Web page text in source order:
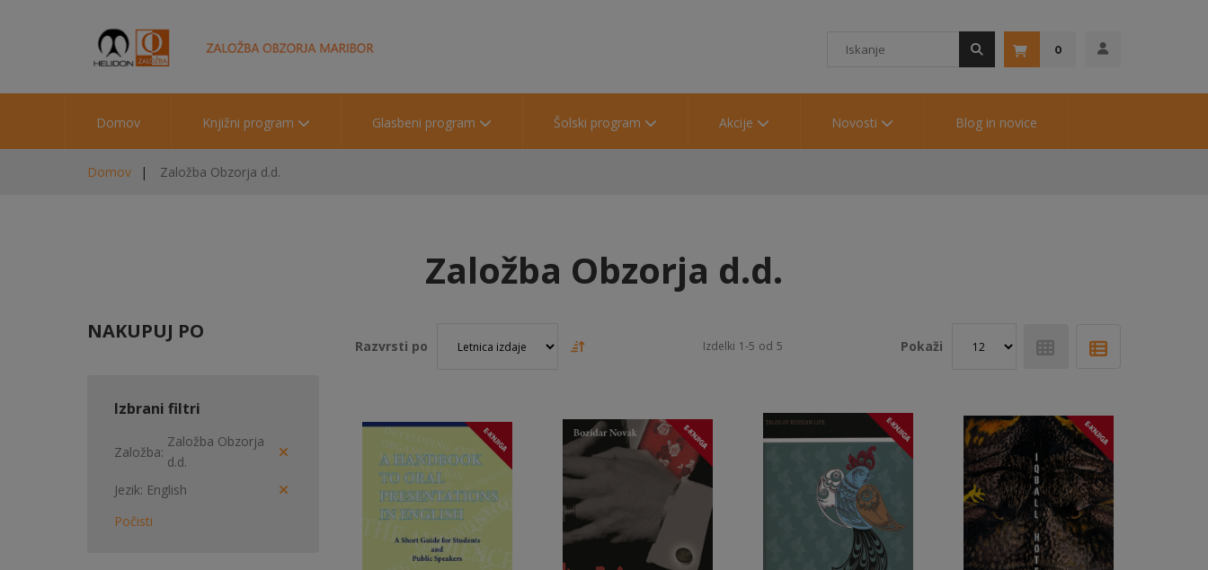
0
Domov Knjižni program Glasbeni program Šolski program Akcije Novosti Blog in novice
Domov Založba Obzorja d.d.
Založba Obzorja d.d.
Razvrsti po Izdelki 1-5 od 5 Pokaži
NAKUPUJ PO
Izbrani filtri
Založba
Založba Obzorja
d.d.
Jezik English
Počisti